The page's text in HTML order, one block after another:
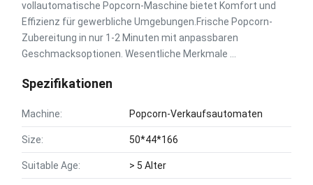
vollautomatische Popcorn-Maschine bietet Komfort und
Effizienz für gewerbliche Umgebungen.Frische Popcorn-
Zubereitung in nur 1-2 Minuten mit anpassbaren
Geschmacksoptionen. Wesentliche Merkmale ...
Spezifikationen
Machine: Popcorn-Verkaufsautomaten
Size: 50*44*166
Suitable Age: > 5 Alter